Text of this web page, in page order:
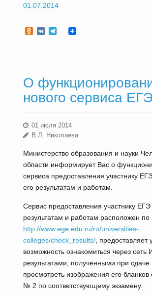
01.07.2014
Odnoklassniki
VKTelegram
О
нового сервиса
01 июля 2014
В.Л. Николаева
Министерство образования и науки
области информирует Вас о
сервиса предоставления участнику
его результатам и работам.
Сервис предоставления участнику ЕГЭ
результатам и работам расположен по
http://www.ege.edu.ru/ru/universities-
colleges/check_results/, предоставляет
возможность ознакомиться через сеть
результатами, полученными при
просмотреть изображения его
№ 2 по соответствующему экзамену.